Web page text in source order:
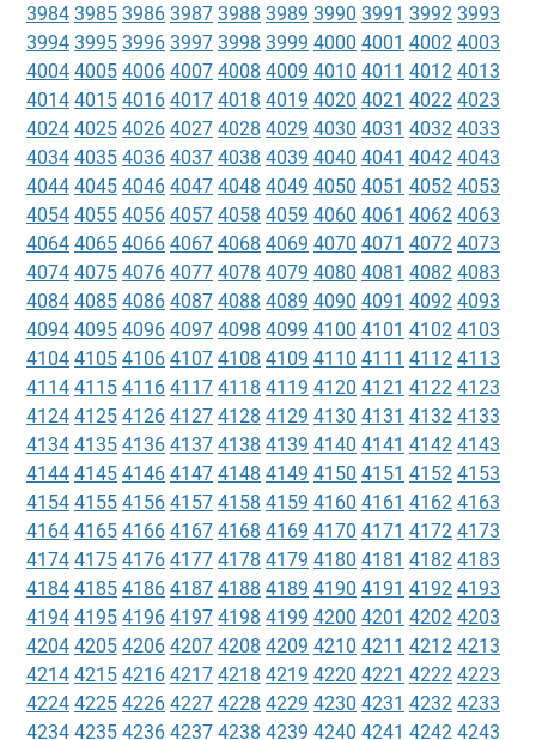
3984 3985 3986 3987 3988 3989 3990 3991 3992 3993
3994 3995 3996 3997 3998 3999 4000 4001 4002 4003
4004 4005 4006 4007 4008 4009 4010 4011 4012 4013
4014 4015 4016 4017 4018 4019 4020 4021 4022 4023
4024 4025 4026 4027 4028 4029 4030 4031 4032 4033
4034 4035 4036 4037 4038 4039 4040 4041 4042 4043
4044 4045 4046 4047 4048 4049 4050 4051 4052 4053
4054 4055 4056 4057 4058 4059 4060 4061 4062 4063
4064 4065 4066 4067 4068 4069 4070 4071 4072 4073
4074 4075 4076 4077 4078 4079 4080 4081 4082 4083
4084 4085 4086 4087 4088 4089 4090 4091 4092 4093
4094 4095 4096 4097 4098 4099 4100 4101 4102 4103
4104 4105 4106 4107 4108 4109 4110 4111 4112 4113
4114 4115 4116 4117 4118 4119 4120 4121 4122 4123
4124 4125 4126 4127 4128 4129 4130 4131 4132 4133
4134 4135 4136 4137 4138 4139 4140 4141 4142 4143
4144 4145 4146 4147 4148 4149 4150 4151 4152 4153
4154 4155 4156 4157 4158 4159 4160 4161 4162 4163
4164 4165 4166 4167 4168 4169 4170 4171 4172 4173
4174 4175 4176 4177 4178 4179 4180 4181 4182 4183
4184 4185 4186 4187 4188 4189 4190 4191 4192 4193
4194 4195 4196 4197 4198 4199 4200 4201 4202 4203
4204 4205 4206 4207 4208 4209 4210 4211 4212 4213
4214 4215 4216 4217 4218 4219 4220 4221 4222 4223
4224 4225 4226 4227 4228 4229 4230 4231 4232 4233
4234 4235 4236 4237 4238 4239 4240 4241 4242 4243